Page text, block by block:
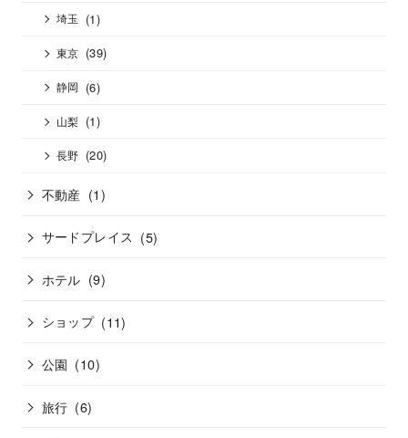
埼玉 (1)
東京 (39)
静岡 (6)
山梨 (1)
長野 (20)
不動産 (1)
サードプレイス (5)
ホテル (9)
ショップ (11)
公園 (10)
旅行 (6)